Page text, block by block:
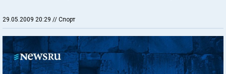
29.05.2009 20:29 // Спорт